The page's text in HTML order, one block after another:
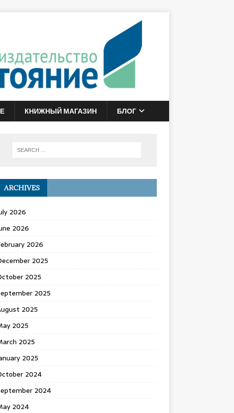
КНИЖНЫЙ МАГАЗИН БЛОГ
ARCHIVES
2026
2026
2026
2025
2025
2025
2025
2025
2025
2025
2024
2024
2024